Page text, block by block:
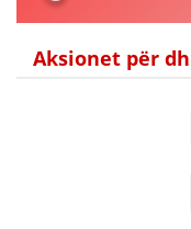
Aksionet për